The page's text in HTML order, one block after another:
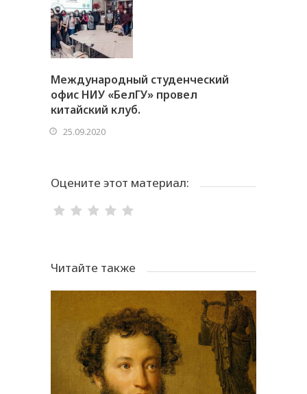
Международный студенческий
офис НИУ «БелГУ» провел
китайский клуб.
25.09.2020
Оцените этот материал:
Читайте также